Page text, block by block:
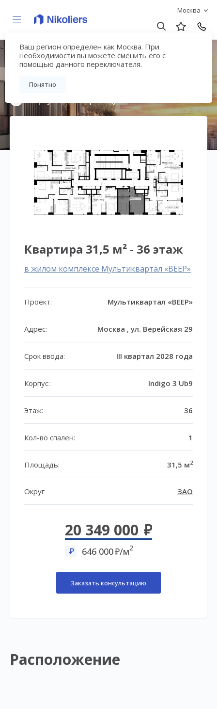
Москва
Ваш регион определен как Москва. При
необходимости вы можете сменить его с
помощью данного переключателя.
Понятно
Мультиквартал
«ВЕЕР»
Квартира 31,5 м² - 36 этаж
в жилом комплексе Мультиквартал «ВЕЕР»
Проект: Мультиквартал «ВЕЕР»
Адрес: Москва , ул. Верейская 29
Срок ввода: III квартал 2028 года
Корпус: Indigo 3 Ub9
Этаж: 36
Кол-во спален: 1
Площадь: 31,5 м2
Округ ЗАО
20 349 000
646 000 /м2
Заказать консультацию
Расположение